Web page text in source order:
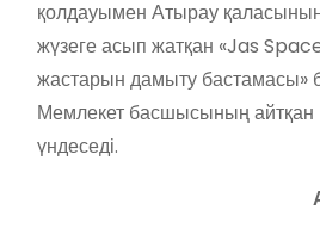
қолдауымен Атырау
жүзеге асып жатқан «Jas
жастарын дамыту бастамасы»
Мемлекет басшысының айтқан
үндеседі.